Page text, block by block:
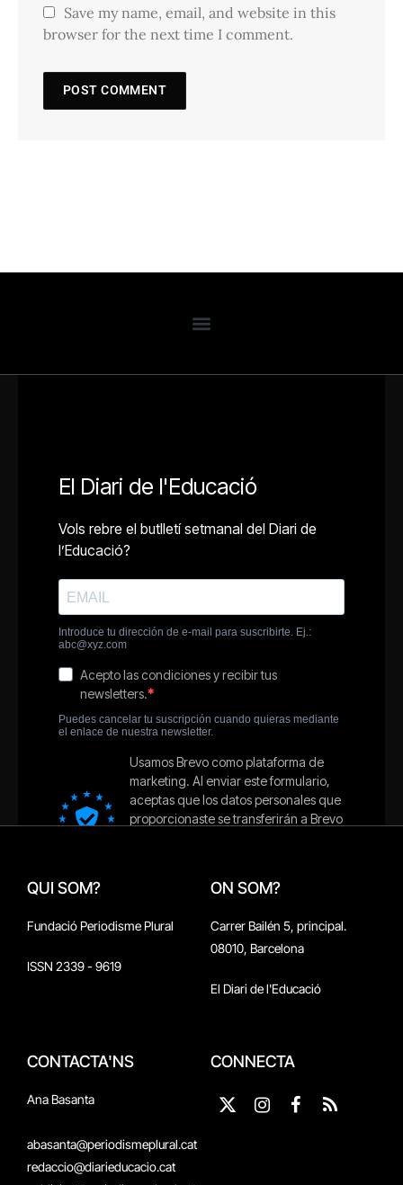
Save my name, email, and website in this
browser for the next time I comment.
QUI SOM?
Fundació Periodisme Plural
ISSN 2339 - 9619
ON SOM?
Carrer Bailén 5, principal.
08010, Barcelona
El Diari de l'Educació
CONTACTA'NS
Ana Basanta
abasanta@periodismeplural.cat
redaccio@diarieducacio.cat
CONNECTA
X
Instagram
Facebook
RSS